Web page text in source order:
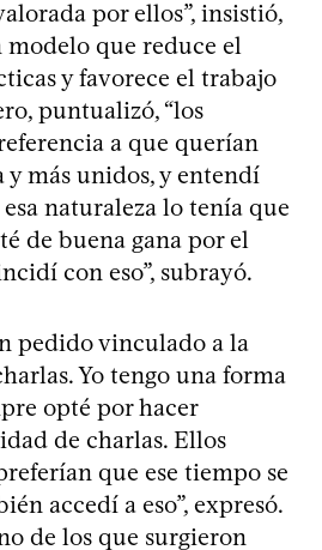
por ellos”, insistió,
que reduce el
y favorece el trabajo
puntualizó, “los
a que querían
y más unidos, y entendí
naturaleza lo tenía que
de buena gana por el
con eso”, subrayó.
pedido vinculado a la
Yo tengo una forma
opté por hacer
de charlas. Ellos
que ese tiempo se
accedí a eso”, expresó.
de los que surgieron